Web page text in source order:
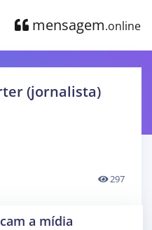
mensagem.online
(jornalista)
297
a mídia